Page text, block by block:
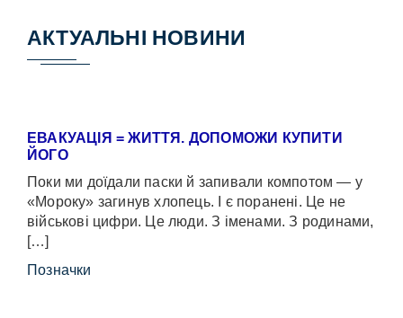
АКТУАЛЬНІ НОВИНИ
ЕВАКУАЦІЯ = ЖИТТЯ. ДОПОМОЖИ КУПИТИ
ЙОГО
Поки ми доїдали паски й запивали компотом — у
«Мороку» загинув хлопець. І є поранені. Це не
військові цифри. Це люди. З іменами. З родинами,
[…]
Позначки